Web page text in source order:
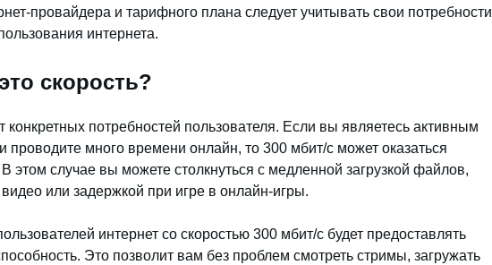
провайдера и тарифного плана следует учитывать свои потребности
интернета.
скорость?
конкретных потребностей пользователя. Если вы являетесь активным
проводите много времени онлайн, то 300 мбит/с может оказаться
этом случае вы можете столкнуться с медленной загрузкой файлов,
или задержкой при игре в онлайн-игры.
интернет со скоростью 300 мбит/с будет предоставлять
Это позволит вам без проблем смотреть стримы, загружать